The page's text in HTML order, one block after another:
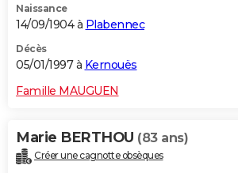
Naissance
14/09/1904 à Plabennec
Décès
05/01/1997 à Kernouës
Famille MAUGUEN
Marie BERTHOU (83 ans)
Créer une cagnotte obsèques